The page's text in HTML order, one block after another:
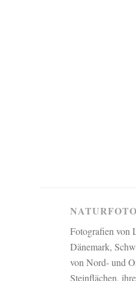
Fotografien von
Dänemark,
von Nord- und
Steinflächen,